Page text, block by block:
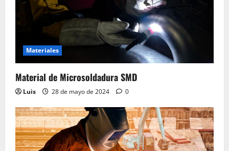
Materiales
Material de Microsoldadura SMD
Luis 28 de mayo de 2024 0